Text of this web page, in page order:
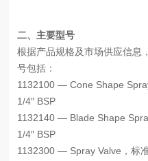
二、主要型号
根据产品规格及市场供应信息
号包括：
1132100 — Cone Shape
1/4″ BSP
1132140 — Blade Shape
1/4″ BSP
1132300 — Spray Valve，标